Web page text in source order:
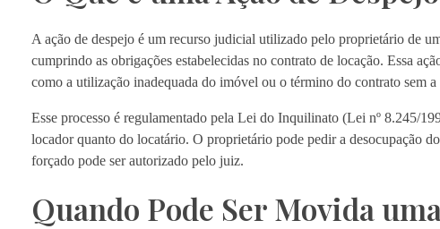
A ação de despejo é um recurso judicial utilizado pelo proprietário de
cumprindo as obrigações estabelecidas no contrato de locação. Essa
como a utilização inadequada do imóvel ou o término do contrato sem
Esse processo é regulamentado pela Lei do Inquilinato (Lei nº 8.245/
locador quanto do locatário. O proprietário pode pedir a desocupação
forçado pode ser autorizado pelo juiz.
Quando Pode Ser Movida